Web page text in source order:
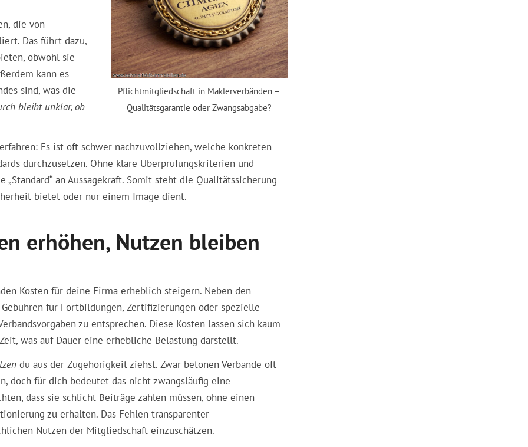
Pflichtmitgliedschaft in Maklerverbänden –
Qualitätsgarantie oder Zwangsabgabe?
die von
Das führt dazu,
obwohl sie
kann es
sind, was die
bleibt unklar, ob
Es ist oft schwer nachzuvollziehen, welche konkreten
durchzusetzen. Ohne klare Überprüfungskriterien und
an Aussagekraft. Somit steht die Qualitätssicherung
bietet oder nur einem Image dient.
erhöhen, Nutzen bleiben
Kosten für deine Firma erheblich steigern. Neben den
für Fortbildungen, Zertifizierungen oder spezielle
zu entsprechen. Diese Kosten lassen sich kaum
was auf Dauer eine erhebliche Belastung darstellt.
du aus der Zugehörigkeit ziehst. Zwar betonen Verbände oft
doch für dich bedeutet das nicht zwangsläufig eine
dass sie schlicht Beiträge zahlen müssen, ohne einen
zu erhalten. Das Fehlen transparenter
Nutzen der Mitgliedschaft einzuschätzen.